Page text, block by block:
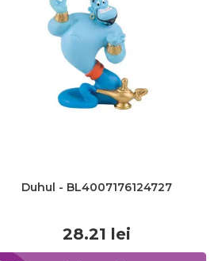
Duhul - BL4007176124727
28.21 lei